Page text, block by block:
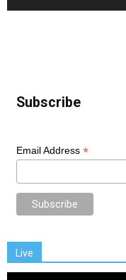
Subscribe
Email Address *
Live